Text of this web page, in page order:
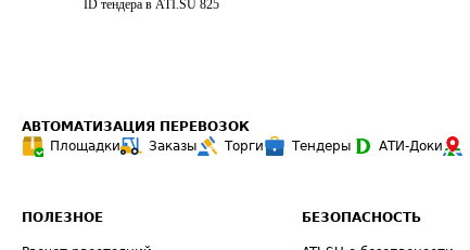
ID тендера в ATI.SU 825
АВТОМАТИЗАЦИЯ ПЕРЕВОЗОК
Площадки
Заказы Торги Тендеры АТИ-Доки
ПОЛЕЗНОЕ БЕЗОПАСНОСТЬ